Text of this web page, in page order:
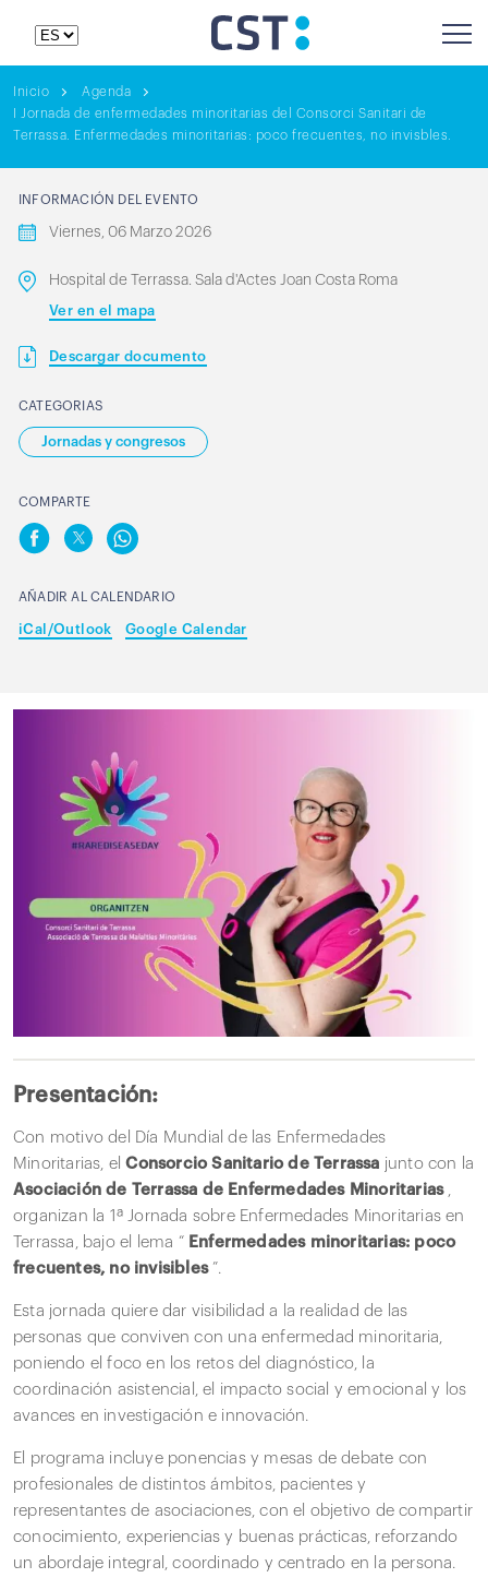
Inicio
Agenda
I Jornada de enfermedades minoritarias del Consorci Sanitari de
Terrassa. Enfermedades minoritarias: poco frecuentes, no invisbles.
INFORMACIÓN DEL EVENTO
Viernes, 06 Marzo 2026
Hospital de Terrassa. Sala d'Actes Joan Costa Roma
Ver en el mapa
Descargar documento
CATEGORIAS
Jornadas y congresos
COMPARTE
AÑADIR AL CALENDARIO
iCal/Outlook Google Calendar
Presentación:
Con motivo del Día Mundial de las Enfermedades
Minoritarias, elConsorcio Sanitario de Terrassa junto con la
Asociación de Terrassa de Enfermedades Minoritarias,
organizan la 1ª Jornada sobre Enfermedades Minoritarias en
Terrassa, bajo el lema “ Enfermedades minoritarias: poco
frecuentes, no invisibles”.
Esta jornada quiere dar visibilidad a la realidad de las
personas que conviven con una enfermedad minoritaria,
poniendo el foco en los retos del diagnóstico, la
coordinación asistencial, el impacto social y emocional y los
avances en investigación e innovación.
El programa incluye ponencias y mesas de debate con
profesionales de distintos ámbitos, pacientes y
representantes de asociaciones, con el objetivo de compartir
conocimiento, experiencias y buenas prácticas, reforzando
un abordaje integral, coordinado y centrado en la persona.